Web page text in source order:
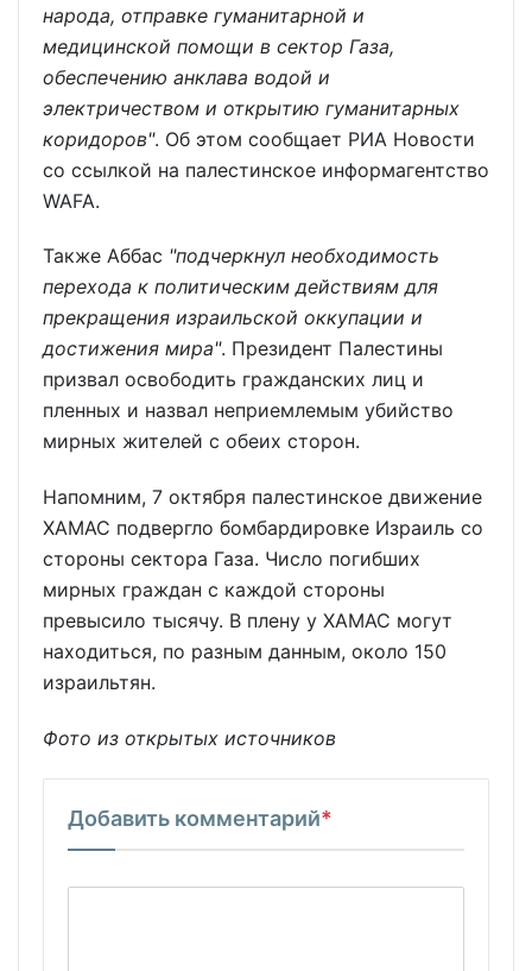
народа, отправке гуманитарной и
медицинской помощи в сектор Газа,
обеспечению анклава водой и
электричеством и открытию гуманитарных
коридоров". Об этом сообщает РИА Новости
со ссылкой на палестинское информагентство
WAFA.
Также Аббас "подчеркнул необходимость
перехода к политическим действиям для
прекращения израильской оккупации и
достижения мира". Президент Палестины
призвал освободить гражданских лиц и
пленных и назвал неприемлемым убийство
мирных жителей с обеих сторон.
Напомним, 7 октября палестинское движение
ХАМАС подвергло бомбардировке Израиль со
стороны сектора Газа. Число погибших
мирных граждан с каждой стороны
превысило тысячу. В плену у ХАМАС могут
находиться, по разным данным, около 150
израильтян.
Фото из открытых источников
Добавить комментарий*